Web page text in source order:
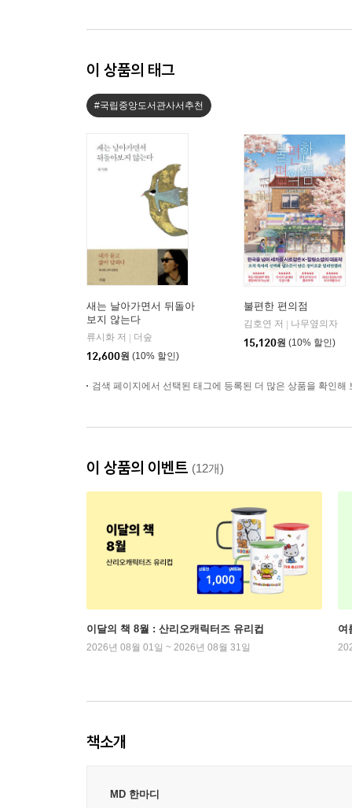
이 상품의 태그
#국립중앙도서관사서추천
새는 날아가면서 뒤돌아
보지 않는다
류시화 저
더숲
12,600원 (10% 할인)
불편한 편의점
김호연 저
나무옆의자
15,120원 (10% 할인)
검색 페이지에서 선택된 태그에 등록된 더 많은 상품을 확인해
이 상품의 이벤트 (12개)
이달의 책 8월 : 산리오캐릭터즈 유리컵
2026년 08월 01일 ~ 2026년 08월 31일
여
책소개
MD 한마디